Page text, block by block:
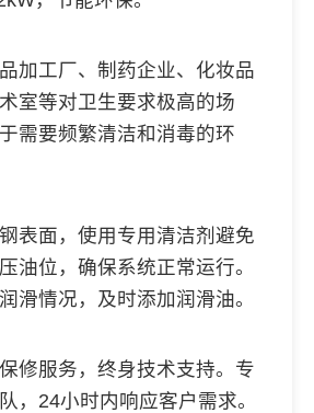
加工厂、制药企业、化妆品
室等对卫生要求极高的场
需要频繁清洁和消毒的环
表面，使用专用清洁剂避免
油位，确保系统正常运行。
滑情况，及时添加润滑油。
修服务，终身技术支持。专
，24小时内响应客户需求。